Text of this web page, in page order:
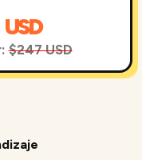
USD
$247 USD